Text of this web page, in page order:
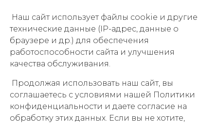
Наш сайт использует файлы cookie и другие
технические данные (IP-адрес, данные о
браузере и др.) для обеспечения
работоспособности сайта и улучшения
качества обслуживания.
Продолжая использовать наш сайт, вы
соглашаетесь с условиями нашей Политики
конфиденциальности и даете согласие на
обработку этих данных. Если вы не хотите,
Оплата
Документы
Наш офис: 248033, Калужская область, г.
Калуга,Ленинский округ, Правобережье м-н,
2-й Академический проезд, 17